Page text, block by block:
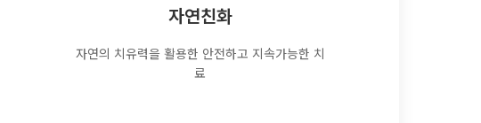
자연친화
자연의 치유력을 활용한 안전하고 지속가능한 치
료